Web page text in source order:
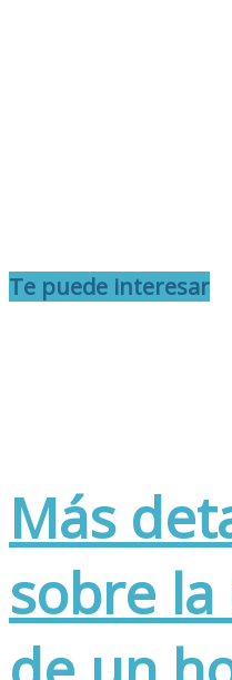
Te puede interesar
Más
sobre